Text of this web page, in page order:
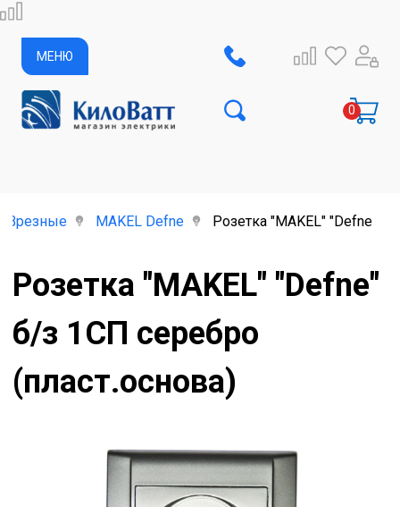
МЕНЮ
Врезные MAKEL Defne Розетка "MAKEL" "Defne"
Розетка "MAKEL" "Defne"
б/з 1СП серебро
(пласт.основа)